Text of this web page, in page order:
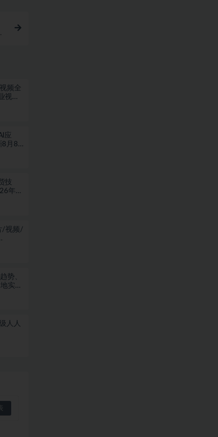
频全
视频
应
8月8
技
年08
/视频/
势、
实战
人人